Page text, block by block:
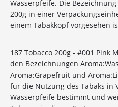
Wasserpfeife. Die
200g in einer
einem Tabakkopf vorgesehen
187 Tobacco 200g - #001 Pink
den Bezeichnungen
Aroma:Grapefruit und
für die Nutzung des Tabaks in
Wasserpfeife bestimmt und